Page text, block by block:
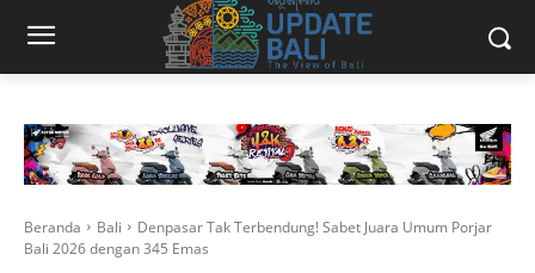
Beranda Bali
Denpasar Tak Terbendung! Sabet Juara Umum Porjar
Bali 2026 dengan 345 Emas